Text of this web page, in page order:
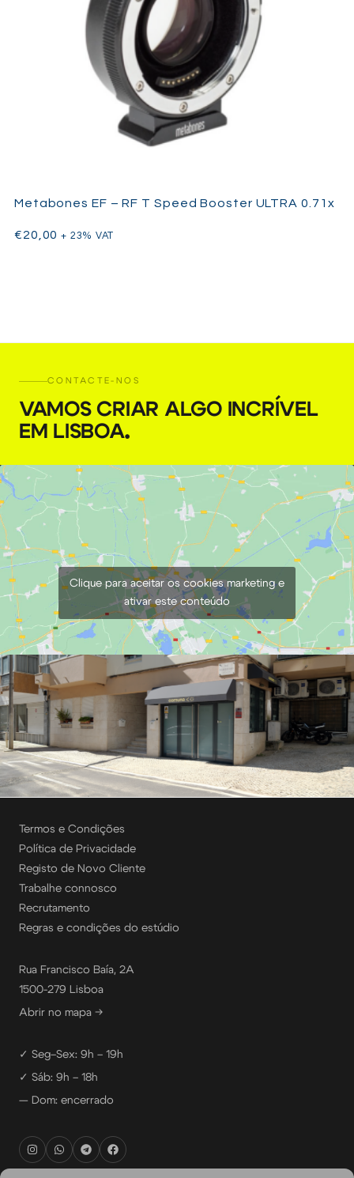
Metabones EF – RF T Speed Booster ULTRA 0.71x
€20,00 + 23% VAT
CONTACTE-NOS
VAMOS CRIAR ALGO INCRÍVEL
EM LISBOA.
Clique para aceitar os cookies marketing e
ativar este conteúdo
Termos e Condições
Política de Privacidade
Registo de Novo Cliente
Trabalhe connosco
Recrutamento
Regras e condições do estúdio
Rua Francisco Baía, 2A
1500-279 Lisboa
Abrir no mapa →
✓ Seg–Sex: 9h – 19h
✓ Sáb: 9h – 18h
— Dom: encerrado